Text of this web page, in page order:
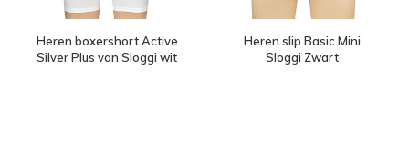
Heren boxershort Active
Silver Plus van Sloggi wit
Heren slip Basic Mini
Sloggi Zwart